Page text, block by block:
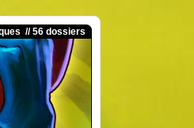
// 56 dossiers